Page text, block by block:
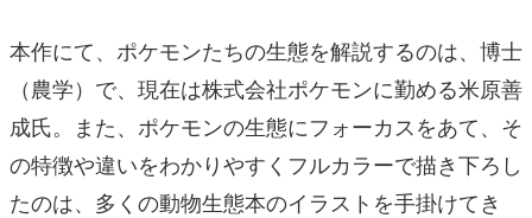
本作にて、ポケモンたちの生態を解説するのは、博士
（農学）で、現在は株式会社ポケモンに勤める米原善
成氏。また、ポケモンの生態にフォーカスをあて、そ
の特徴や違いをわかりやすくフルカラーで描き下ろし
たのは、多くの動物生態本のイラストを手掛けてき